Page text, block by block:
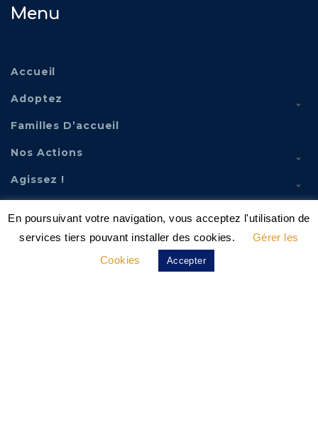
Menu
Accueil
Adoptez
Familles D’accueil
Nos Actions
Agissez !
Actualités
En poursuivant votre navigation, vous acceptez l'utilisation de
services tiers pouvant installer des cookies.
Gérer les
Cookies
Accepter